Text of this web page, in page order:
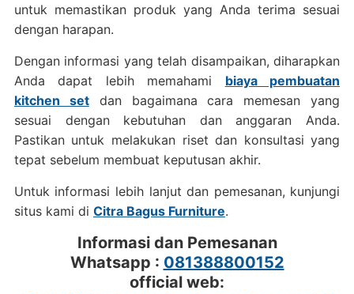
untuk memastikan produk yang Anda terima sesuai
dengan harapan.
Dengan informasi yang telah disampaikan, diharapkan
Anda dapat lebih memahami biaya pembuatan
kitchen setdan bagaimana cara memesan yang
sesuai dengan kebutuhan dan anggaran Anda.
Pastikan untuk melakukan riset dan konsultasi yang
tepat sebelum membuat keputusan akhir.
Untuk informasi lebih lanjut dan pemesanan, kunjungi
situs kami di Citra Bagus Furniture.
Informasi dan Pemesanan
Whatsapp : 081388800152
official web: